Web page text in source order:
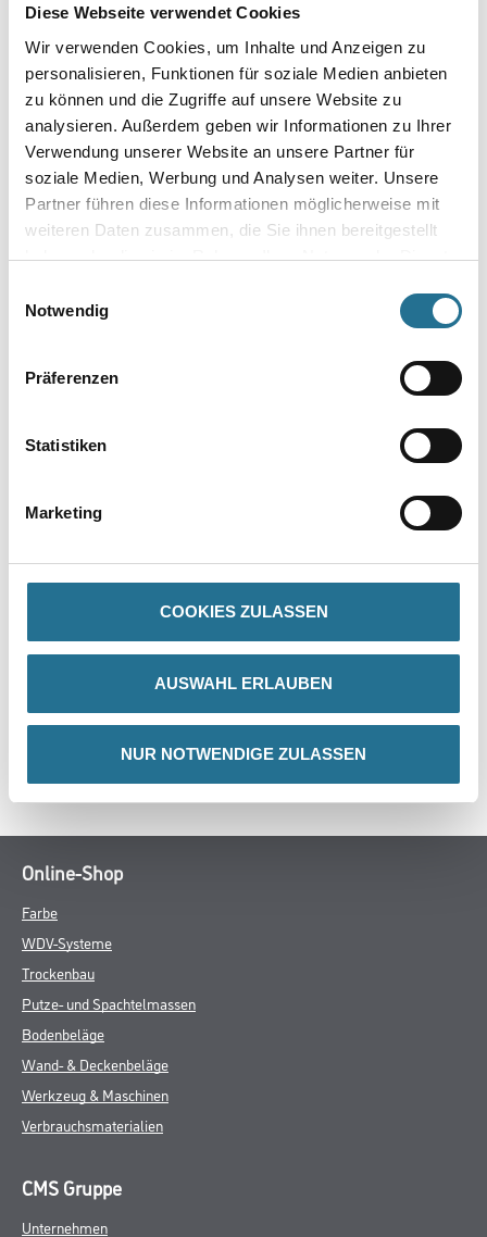
Diese Webseite verwendet Cookies
Wir verwenden Cookies, um Inhalte und Anzeigen zu
personalisieren, Funktionen für soziale Medien anbieten
zu können und die Zugriffe auf unsere Website zu
analysieren. Außerdem geben wir Informationen zu Ihrer
Verwendung unserer Website an unsere Partner für
soziale Medien, Werbung und Analysen weiter. Unsere
Partner führen diese Informationen möglicherweise mit
weiteren Daten zusammen, die Sie ihnen bereitgestellt
haben oder die sie im Rahmen Ihrer Nutzung der Dienste
Notwendig
Präferenzen
Statistiken
Marketing
COOKIES ZULASSEN
AUSWAHL ERLAUBEN
NUR NOTWENDIGE ZULASSEN
Umrechnungsfaktoren
DATENBLÄTTER
Online-Shop
Farbe
WDV-Systeme
Trockenbau
Putze- und Spachtelmassen
Bodenbeläge
Wand- & Deckenbeläge
Werkzeug & Maschinen
Verbrauchsmaterialien
CMS Gruppe
Unternehmen